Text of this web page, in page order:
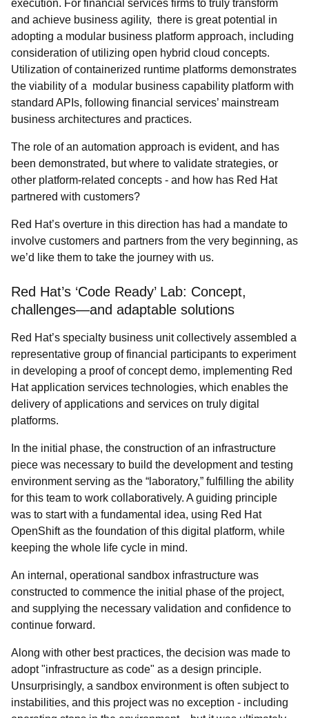
execution. For financial services firms to truly transform
and achieve business agility, there is great potential in
adopting a modular business platform approach, including
consideration of utilizing open hybrid cloud concepts.
Utilization of containerized runtime platforms demonstrates
the viability of a modular business capability platform with
standard APIs, following financial services’ mainstream
business architectures and practices.
The role of an automation approach is evident, and has
been demonstrated, but where to validate strategies, or
other platform-related concepts - and how has Red Hat
partnered with customers?
Red Hat’s overture in this direction has had a mandate to
involve customers and partners from the very beginning, as
we’d like them to take the journey with us.
Red Hat’s ‘Code Ready’ Lab: Concept,
challenges—and adaptable solutions
Red Hat’s specialty business unit collectively assembled a
representative group of financial participants to experiment
in developing a proof of concept demo, implementing Red
Hat application services technologies, which enables the
delivery of applications and services on truly digital
platforms.
In the initial phase, the construction of an infrastructure
piece was necessary to build the development and testing
environment serving as the “laboratory,” fulfilling the ability
for this team to work collaboratively. A guiding principle
was to start with a fundamental idea, using Red Hat
OpenShift as the foundation of this digital platform, while
keeping the whole life cycle in mind.
An internal, operational sandbox infrastructure was
constructed to commence the initial phase of the project,
and supplying the necessary validation and confidence to
continue forward.
Along with other best practices, the decision was made to
adopt "infrastructure as code" as a design principle.
Unsurprisingly, a sandbox environment is often subject to
instabilities, and this project was no exception - including